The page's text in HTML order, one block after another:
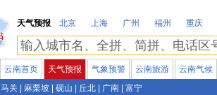
天气预报
北京 上海 广州 福州 重庆
云南首页 天气预报 气象预警 云南旅游 云南气候
马关 麻栗坡 砚山 丘北 广南 富宁